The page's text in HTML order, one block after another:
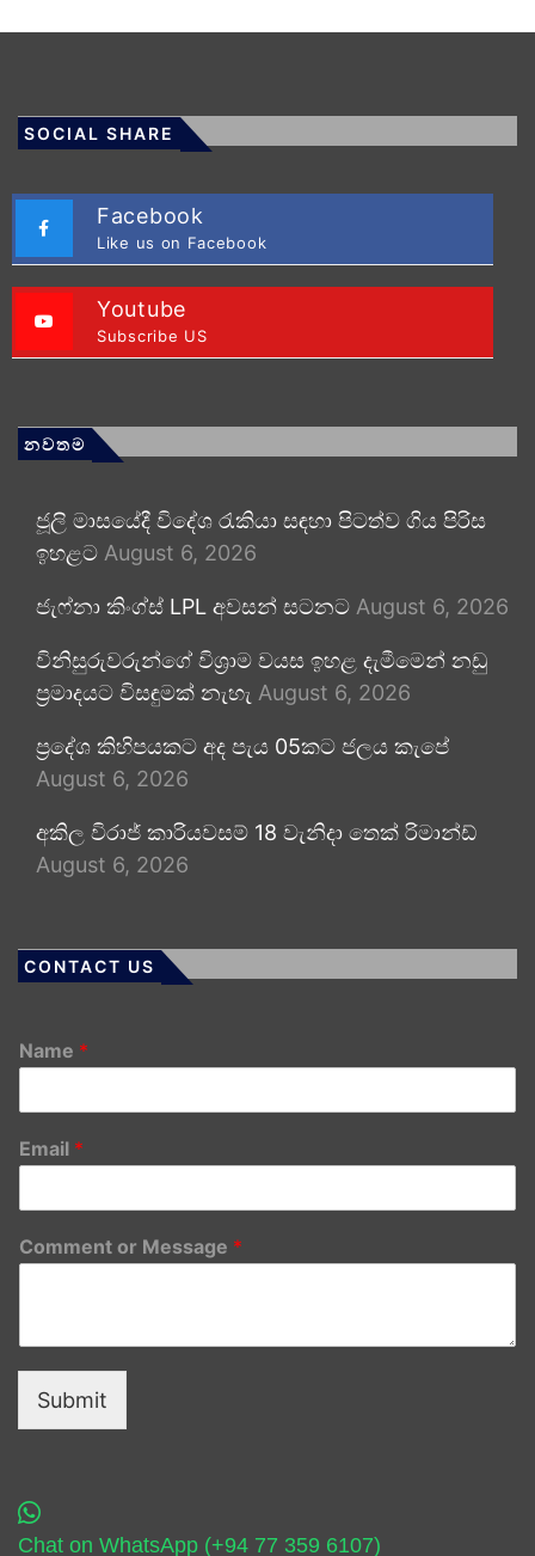
SOCIAL SHARE
Facebook
Like us on Facebook
Youtube
Subscribe US
නවතම
ජූලි මාසයේදී විදේශ රැකියා සඳහා පිටත්ව ගිය පිරිස
ඉහළට August 6, 2026
ජැෆ්නා කිංග්ස් LPL අවසන් සටනට August 6, 2026
විනිසුරුවරුන්ගේ විශ්‍රාම වයස ඉහළ දැමීමෙන් නඩු
ප්‍රමාදයට විසඳුමක් නැහැ August 6, 2026
ප්‍රදේශ කිහිපයකට අද පැය 05කට ජලය කැපේ
August 6, 2026
අකිල විරාජ් කාරියවසම් 18 වැනිදා තෙක් රිමාන්ඩ්
August 6, 2026
CONTACT US
Name *
Email *
Comment or Message *
Submit
Chat on WhatsApp (+94 77 359 6107)